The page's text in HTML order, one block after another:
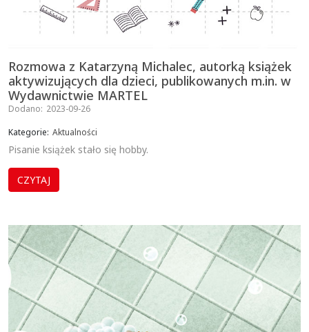
Rozmowa z Katarzyną Michalec, autorką książek
aktywizujących dla dzieci, publikowanych m.in. w
Wydawnictwie MARTEL
Dodano: 2023-09-26
Kategorie: Aktualności
Pisanie książek stało się hobby.
CZYTAJ